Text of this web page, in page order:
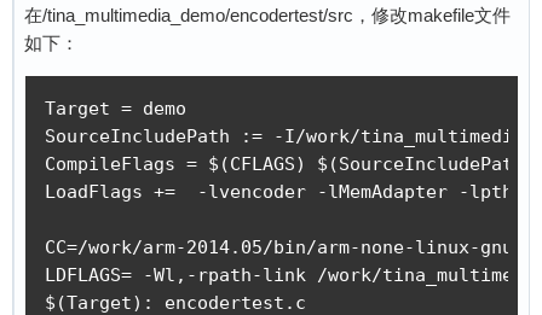
在/tina_multimedia_demo/encodertest/src，修改makefile文件
如下：
Target = demo
SourceIncludePath := -I/work/
CompileFlags = $(CFLAGS) $(SourceIncludePath)
LoadFlags +=  -lvencoder -lMemAdapter -
CC=/work/arm-2014.05/bin/arm-none-linux-
LDFLAGS= -Wl,-rpath-link /work/
$(Target): encodertest.c